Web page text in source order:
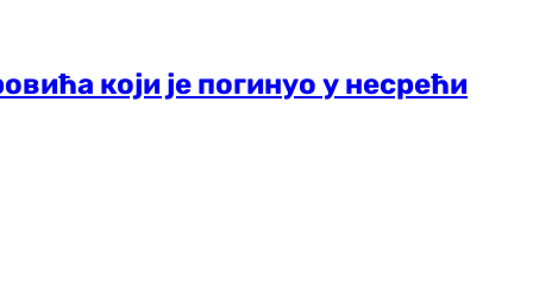
који је погинуо у несрећи